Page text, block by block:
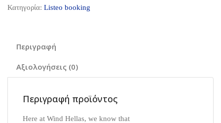
Κατηγορία: Listeo booking
Περιγραφή
Αξιολογήσεις (0)
Περιγραφή προϊόντος
Here at Wind Hellas, we know that